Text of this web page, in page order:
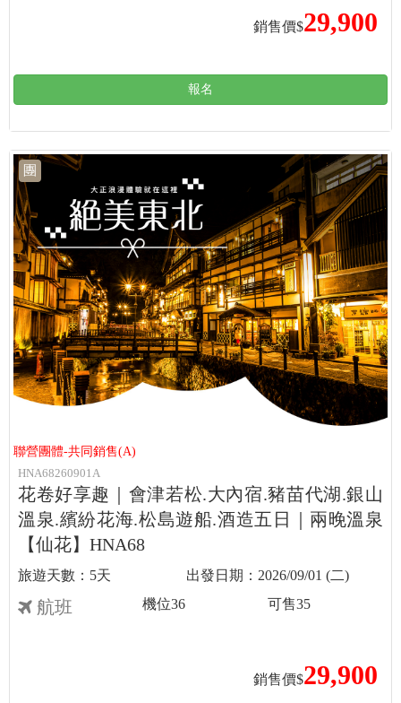
銷售價$29,900
報名
團
聯營團體-共同銷售(A)
HNA68260901A
花卷好享趣｜會津若松.大內宿.豬苗代湖.銀山
溫泉.繽紛花海.松島遊船.酒造五日｜兩晚溫泉
【仙花】HNA68
5天 2026/09/01 (二)
航班
銷售價$29,900
機位36 可售35